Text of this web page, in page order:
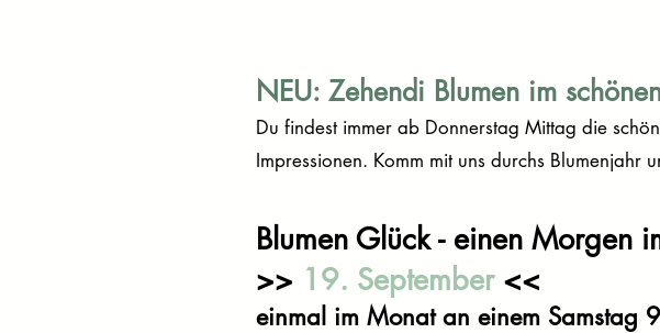
NEU: Zehendi Blumen im
Du findest immer ab Donnerstag Mittag die
Impressionen. Komm mit uns durchs Blumenjahr
Blumen Glück - einen Morgen
>> 19. September<<
einmal im Monat an einem Samstag